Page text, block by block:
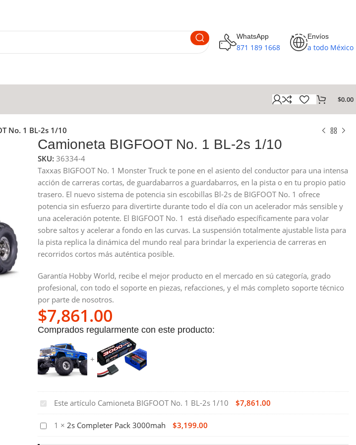
WhatsApp
871 189 1668
Envíos
a todo México
$0.00
No. 1 BL-2s 1/10
Camioneta BIGFOOT No. 1 BL-2s 1/10
SKU: 36334-4
Taxxas BIGFOOT No. 1 Monster Truck te pone en el asiento del conductor para una intensa
acción de carreras cortas, de guardabarros a guardabarros, en la pista o en tu propio patio
trasero. El nuevo sistema de potencia sin escobillas Bl-2s de BIGFOOT No. 1 ofrece
potencia sin esfuerzo para divertirte durante todo el día con un acelerador más sensible y
una aceleración potente. El BIGFOOT No. 1 está diseñado específicamente para volar
sobre saltos y acelerar a fondo en las curvas. La suspensión totalmente ajustable lista para
la pista replica la dinámica del mundo real para brindar la experiencia de carreras en
recorridos cortos más auténtica posible.
Garantía Hobby World, recibe el mejor producto en el mercado en sú categoría, grado
profesional, con todo el soporte en piezas, refacciones, y el más completo soporte técnico
por parte de nosotros.
$7,861.00
Comprados regularmente con este producto:
Camioneta
BIGFOOT
No.
1
Este artículo Camioneta BIGFOOT No. 1 BL-2s 1/10 $7,861.00
2s
Completer
1 × 2s Completer Pack 3000mah $3,199.00